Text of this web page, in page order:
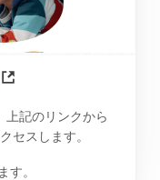
上記のリンクから
セスします。
す。